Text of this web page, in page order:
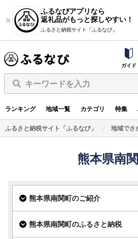
ふるなびアプリなら
返礼品がもっと探しやすい！
ふるさと納税サイト「ふるなび」
ガイド
キーワードを入力
ランキング 地域一覧 カテゴリ 特集
ふるさと納税サイト「ふるなび」 地域でさ
熊本県南
熊本県南関町のご紹介
熊本県南関町のふるさと納税